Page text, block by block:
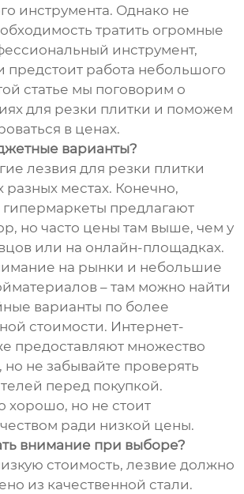
инструмента. Однако не
тратить огромные
инструмент,
предстоит работа небольшого
статье мы поговорим о
для резки плитки и поможем
в ценах.
варианты?
лезвия для резки плитки
местах. Конечно,
предлагают
но часто цены там выше, чем у
или на онлайн-площадках.
на рынки и небольшие
– там можно найти
варианты по более
стоимости. Интернет-
предоставляют множество
не забывайте проверять
перед покупкой.
хорошо, но не стоит
ради низкой цены.
внимание при выборе?
стоимость, лезвие должно
из качественной стали.